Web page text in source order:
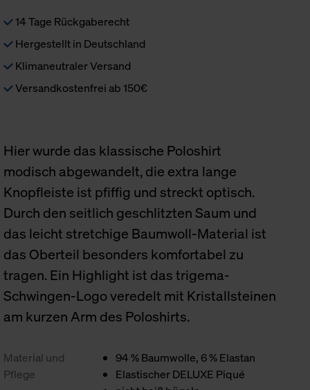
14 Tage Rückgaberecht
Hergestellt in Deutschland
Klimaneutraler Versand
Versandkostenfrei ab 150€
Hier wurde das klassische Poloshirt
modisch abgewandelt, die extra lange
Knopfleiste ist pfiffig und streckt optisch.
Durch den seitlich geschlitzten Saum und
das leicht stretchige Baumwoll-Material ist
das Oberteil besonders komfortabel zu
tragen. Ein Highlight ist das trigema-
Schwingen-Logo veredelt mit Kristallsteinen
am kurzen Arm des Poloshirts.
Material und
Pflege
94 % Baumwolle, 6 % Elastan
Elastischer DELUXE Piqué